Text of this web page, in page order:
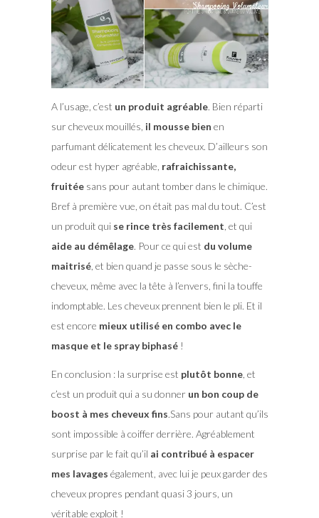
A l’usage, c’est un produit agréable. Bien réparti
sur cheveux mouillés, il mousse bien en
parfumant délicatement les cheveux. D’ailleurs son
odeur est hyper agréable, rafraichissante,
fruitéesans pour autant tomber dans le chimique.
Bref à première vue, on était pas mal du tout. C’est
un produit qui se rince très facilement , et qui
aide au démêlage. Pour ce qui est du volume
maitrisé, et bien quand je passe sous le sèche-
cheveux, même avec la tête à l’envers, fini la touffe
indomptable. Les cheveux prennent bien le pli. Et il
est encore mieux utilisé en combo avec le
masque et le spray biphasé!
En conclusion : la surprise est plutôt bonne, et
c’est un produit qui a su donner un bon coup de
boost à mes cheveux fins.Sans pour autant qu’ils
sont impossible à coiffer derrière. Agréablement
surprise par le fait qu’il ai contribué à espacer
mes lavages également, avec lui je peux garder des
cheveux propres pendant quasi 3 jours, un
véritable exploit !